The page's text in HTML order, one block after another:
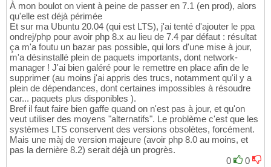
À mon boulot on vient à peine de passer en 7.1 (en prod), alors
qu'elle est déjà périmée
Et sur ma Ubuntu 20.04 (qui est LTS), j'ai tenté d'ajouter le ppa
ondrej/php pour avoir php 8.x au lieu de 7.4 par défaut : résultat
ça m'a foutu un bazar pas possible, qui lors d'une mise à jour,
m'a désinstallé plein de paquets importants, dont network-
manager ! J'ai bien galéré pour le remettre en place afin de le
supprimer (au moins j'ai appris des trucs, notamment qu'il y a
plein de dépendances, dont certaines impossibles à résoudre
car... paquets plus disponibles ).
Bref il faut faire bien gaffe quand on n'est pas à jour, et qu'on
veut utiliser des moyens "alternatifs". Le problème c'est que les
systèmes LTS conservent des versions obsolètes, forcément.
Mais une màj de version majeure (avoir php 8.0 au moins, et
pas la dernière 8.2) serait déjà un progrès.
0
0